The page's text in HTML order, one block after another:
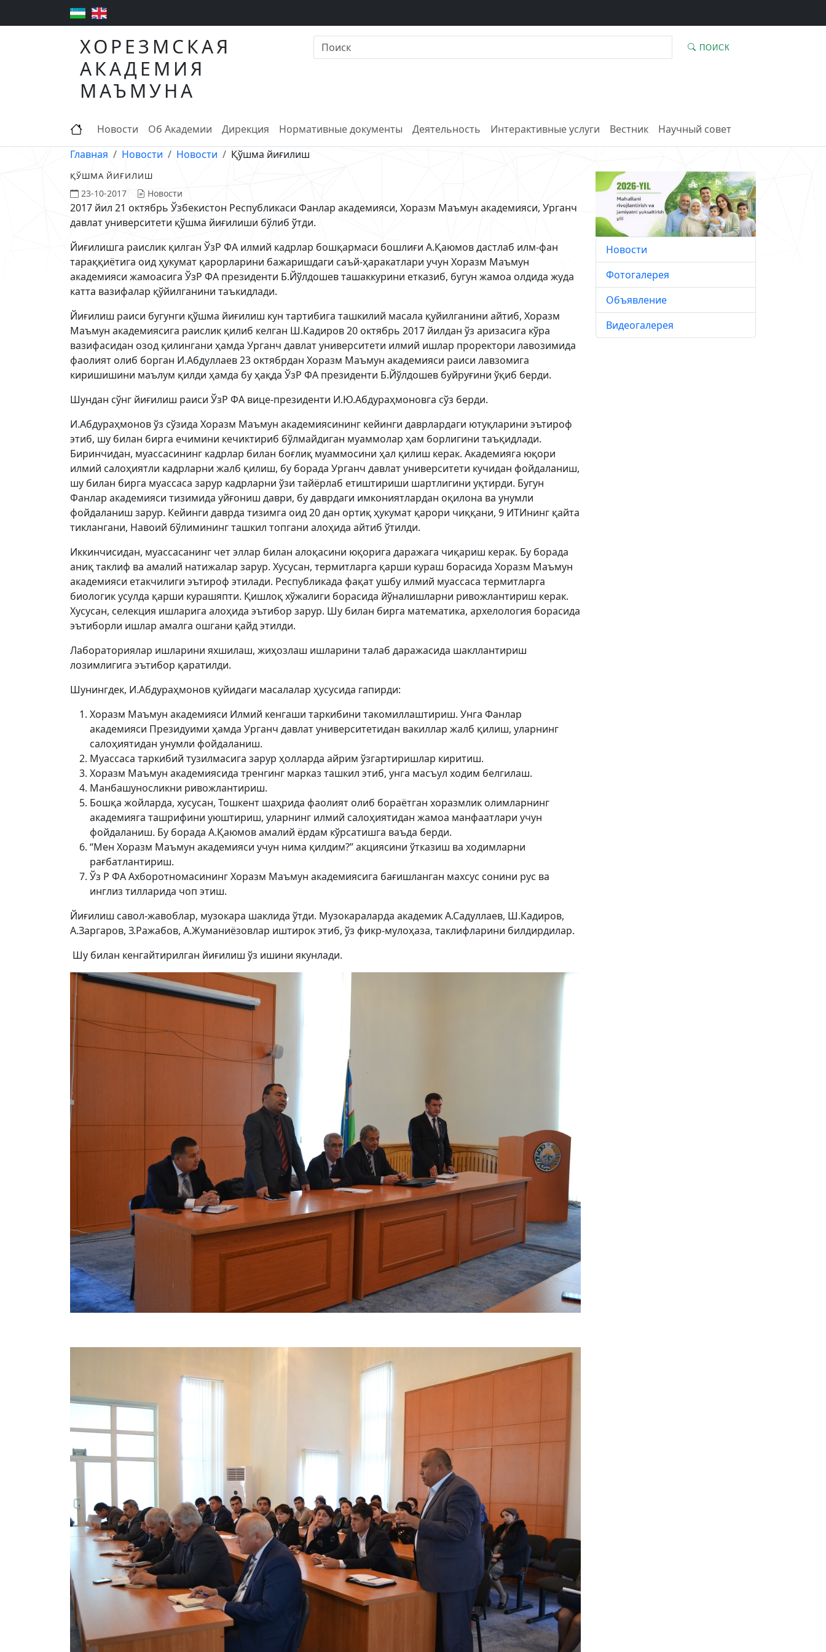
ХОРЕЗМСКАЯ
АКАДЕМИЯ
МАЪМУНА
ПОИСК
Новости Об Академии Дирекция Нормативные документы Деятельность Интерактивные услуги Вестник
Научный совет
Главная
Новости Новости Қўшма йиғилиш
ҚЎШМА ЙИҒИЛИШ
23-10-2017 Новости
2017 йил 21 октябрь Ўзбекистон Республикаси Фанлар академияси, Хоразм Маъмун академияси, Урганч
давлат университети қўшма йиғилиши бўлиб ўтди.
Йиғилишга раислик қилган ЎзР ФА илмий кадрлар бошқармаси бошлиғи А.Қаюмов дастлаб илм-фан
тараққиётига оид ҳукумат қарорларини бажаришдаги саъй-ҳаракатлари учун Хоразм Маъмун
академияси жамоасига ЎзР ФА президенти Б.Йўлдошев ташаккурини етказиб, бугун жамоа олдида жуда
катта вазифалар қўйилганини таъкидлади.
Йиғилиш раиси бугунги қўшма йиғилиш кун тартибига ташкилий масала қуйилганини айтиб, Хоразм
Маъмун академиясига раислик қилиб келган Ш.Кадиров 20 октябрь 2017 йилдан ўз аризасига кўра
вазифасидан озод қилингани ҳамда Урганч давлат университети илмий ишлар проректори лавозимида
фаолият олиб борган И.Абдуллаев 23 октябрдан Хоразм Маъмун академияси раиси лавзомига
киришишини маълум қилди ҳамда бу ҳақда ЎзР ФА президенти Б.Йўлдошев буйруғини ўқиб берди.
Шундан сўнг йиғилиш раиси ЎзР ФА вице-президенти И.Ю.Абдураҳмоновга сўз берди.
И.Абдураҳмонов ўз сўзида Хоразм Маъмун академиясининг кейинги даврлардаги ютуқларини эътироф
этиб, шу билан бирга ечимини кечиктириб бўлмайдиган муаммолар ҳам борлигини таъқидлади.
Биринчидан, муассасининг кадрлар билан боғлиқ муаммосини ҳал қилиш керак. Академияга юқори
илмий салоҳиятли кадрларни жалб қилиш, бу борада Урганч давлат университети кучидан фойдаланиш,
шу билан бирга муассаса зарур кадрларни ўзи тайёрлаб етиштириши шартлигини уқтирди. Бугун
Фанлар академияси тизимида уйғониш даври, бу даврдаги имкониятлардан оқилона ва унумли
фойдаланиш зарур. Кейинги даврда тизимга оид 20 дан ортиқ ҳукумат қарори чиққани, 9 ИТИнинг қайта
тиклангани, Навоий бўлимининг ташкил топгани алоҳида айтиб ўтилди.
Иккинчисидан, муассасанинг чет эллар билан алоқасини юқорига даражага чиқариш керак. Бу борада
аниқ таклиф ва амалий натижалар зарур. Хусусан, термитларга қарши кураш борасида Хоразм Маъмун
академияси етакчилиги эътироф этилади. Республикада фақат ушбу илмий муассаса термитларга
биологик усулда қарши курашяпти. Қишлоқ хўжалиги борасида йўналишларни ривожлантириш керак.
Хусусан, селекция ишларига алоҳида эътибор зарур. Шу билан бирга математика, архелология борасида
эътиборли ишлар амалга ошгани қайд этилди.
Лабораториялар ишларини яхшилаш, жиҳозлаш ишларини талаб даражасида шакллантириш
лозимлигига эътибор қаратилди.
Шунингдек, И.Абдураҳмонов қуйидаги масалалар ҳусусида гапирди:
Хоразм Маъмун академияси Илмий кенгаши таркибини такомиллаштириш. Унга Фанлар
академияси Президуими ҳамда Урганч давлат университетидан вакиллар жалб қилиш, уларнинг
салоҳиятидан унумли фойдаланиш.
Муассаса таркибий тузилмасига зарур ҳолларда айрим ўзгартиришлар киритиш.
Хоразм Маъмун академиясида тренгинг марказ ташкил этиб, унга масъул ходим белгилаш.
Манбашуносликни ривожлантириш.
Бошқа жойларда, хусусан, Тошкент шаҳрида фаолият олиб бораётган хоразмлик олимларнинг
академияга ташрифини уюштириш, уларнинг илмий салоҳиятидан жамоа манфаатлари учун
фойдаланиш. Бу борада А.Қаюмов амалий ёрдам кўрсатишга ваъда берди.
“Мен Хоразм Маъмун академияси учун нима қилдим?” акциясини ўтказиш ва ходимларни
рағбатлантириш.
Ўз Р ФА Ахборотномасининг Хоразм Маъмун академиясига бағишланган махсус сонини рус ва
инглиз тилларида чоп этиш.
Йиғилиш савол-жавоблар, музокара шаклида ўтди. Музокараларда академик А.Садуллаев, Ш.Кадиров,
А.Заргаров, З.Ражабов, А.Жуманиёзовлар иштирок этиб, ўз фикр-мулоҳаза, таклифларини билдирдилар.
Шу билан кенгайтирилган йиғилиш ўз ишини якунлади.
Новости
Фотогалерея
Объявление
Видеогалерея